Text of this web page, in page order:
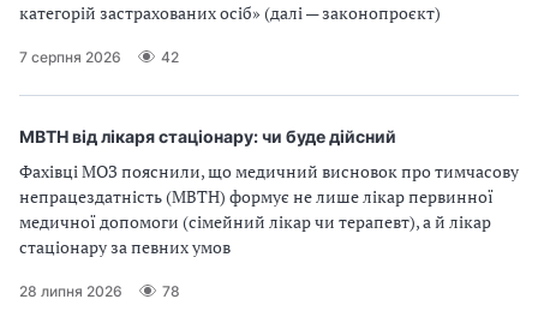
категорій застрахованих осіб» (далі — законопроєкт)
7 серпня 2026 42
МВТН від лікаря стаціонару: чи буде дійсний
Фахівці МОЗ пояснили, що медичний висновок про тимчасову
непрацездатність (МВТН) формує не лише лікар первинної
медичної допомоги (сімейний лікар чи терапевт), а й лікар
стаціонару за певних умов
28 липня 2026 78